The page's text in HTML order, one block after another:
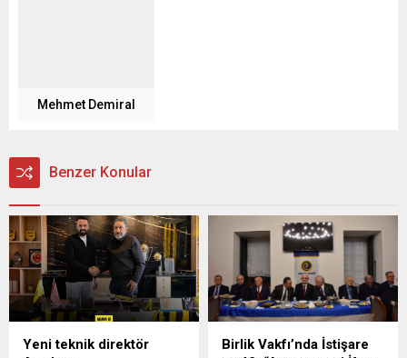
Mehmet Demiral
Benzer Konular
Yeni teknik direktör
Birlik Vakfı’nda İstişare